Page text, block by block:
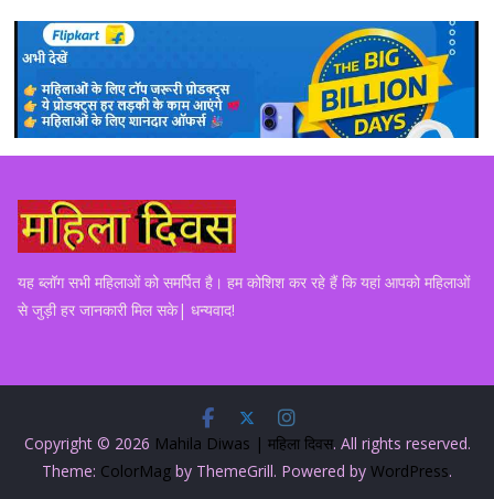
यह ब्लॉग सभी महिलाओं को समर्पित है। हम कोशिश कर रहे हैं कि यहां आपको महिलाओं
से जुड़ी हर जानकारी मिल सके| धन्यवाद!
Copyright © 2026 Mahila Diwas | महिला दिवस. All rights reserved.
Theme: ColorMag by ThemeGrill. Powered by WordPress.